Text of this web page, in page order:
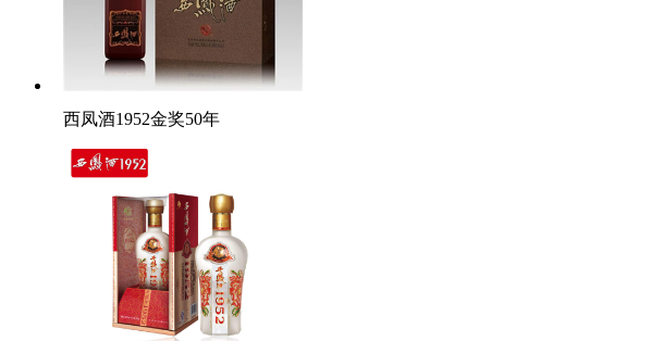
西凤酒1952金奖50年